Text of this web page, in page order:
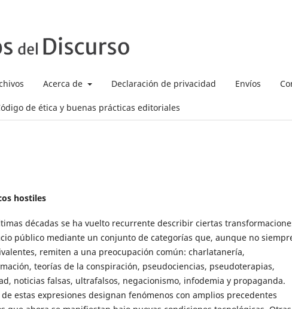
Acerca de Declaración de privacidad Envíos
de ética y buenas prácticas editoriales
hostiles
décadas se ha vuelto recurrente describir ciertas
público mediante un conjunto de categorías que, aunque no
remiten a una preocupación común: charlatanería,
teorías de la conspiración, pseudociencias, pseudoterapias,
noticias falsas, ultrafalsos, negacionismo, infodemia y propaganda.
estas expresiones designan fenómenos con amplios precedentes